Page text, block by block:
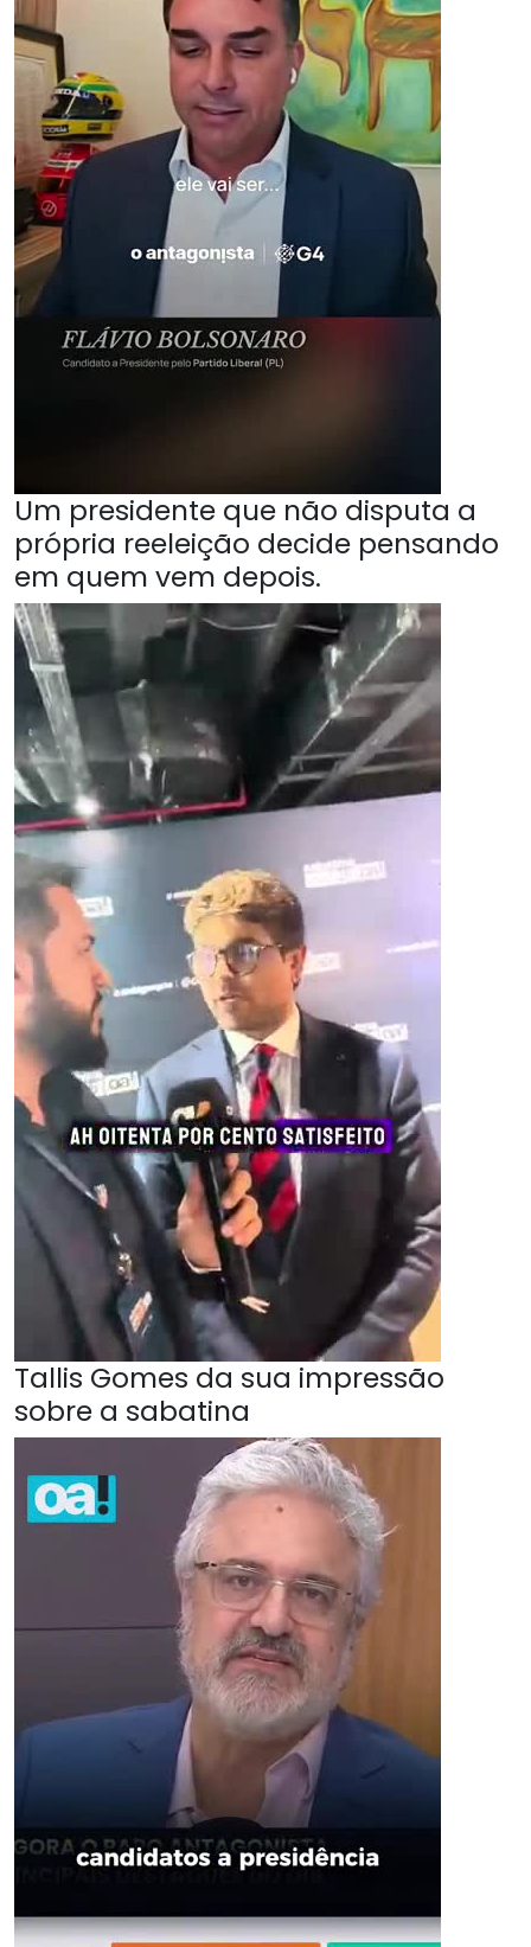
Um presidente que não disputa a
própria reeleição decide pensando
em quem vem depois.
Tallis Gomes da sua impressão
sobre a sabatina